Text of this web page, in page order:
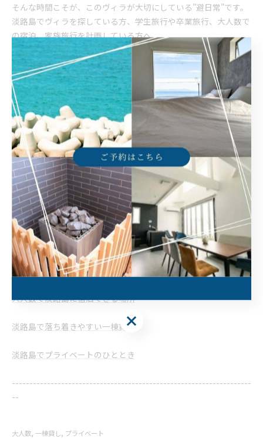
そんな時間こそが、このヴィラが大切にしている"避日常"です。
淡路島でヴィラを探している方、学生旅行や卒業旅行、大人数で
の宿泊、家族旅行を計画している方へ。
ぜひ一度、この大きな窓の前にある2人掛けの席へ座ってみてく
ださい。
きっと立ち上がるのが惜しくなるほど、美しい海の景色と穏やか
な時間が待っています。
旅が終わったあと、心に残るのは豪華な設備だけではありませ
ん。
「あの席から見た海が忘れられない。」
そんな思い出が、また淡路島へ帰ってきたくなる理由になるはず
です。
https://villance-awajishima.com/
--------------------------------------------------------------------
--
ヴィランス淡路島
住所 :兵庫県洲本市由良町由良7-1
電話番号 :​090-5764-1776
大人数で淡路島に宿泊できる場所
淡路島で落ち着きやすい一棟貸し
淡路島でプライベートのひととき
--------------------------------------------------------------------
--
大人数 一棟貸し プライベート